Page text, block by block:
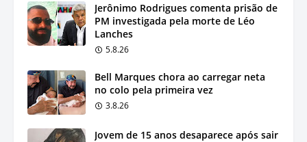
Jerônimo Rodrigues comenta prisão de
PM investigada pela morte de Léo
Lanches
5.8.26
Bell Marques chora ao carregar neta
no colo pela primeira vez
3.8.26
Jovem de 15 anos desaparece após sair